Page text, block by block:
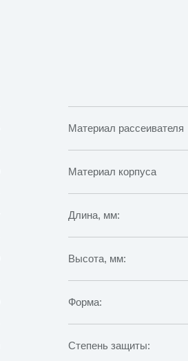
Материал рассеивателя
Материал корпуса
Длина, мм:
Высота, мм:
Форма:
Степень защиты: